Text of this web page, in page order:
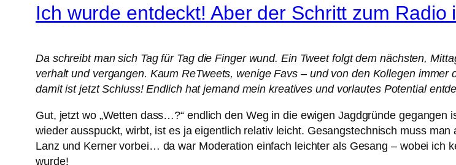
Ich wurde entdeckt! Aber der Schritt zum
Da schreibt man sich Tag für Tag die Finger wund. Ein Tweet folgt dem nächsten,
verhalt und vergangen. Kaum ReTweets, wenige Favs – und von den Kollegen
damit ist jetzt Schluss! Endlich hat jemand mein kreatives und vorlautes Potential
Gut, jetzt wo „Wetten dass…?“ endlich den Weg in die ewigen Jagdgründe
wieder ausspuckt, wirbt, ist es ja eigentlich relativ leicht. Gesangstechnisch muss
Lanz und Kerner vorbei… da war Moderation einfach leichter als Gesang – wobei ich
wurde!